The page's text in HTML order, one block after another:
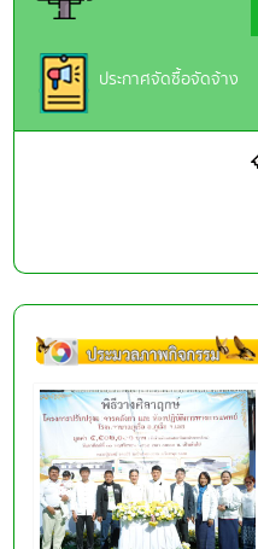
ประกาศจัดซื้อจัดจ้าง